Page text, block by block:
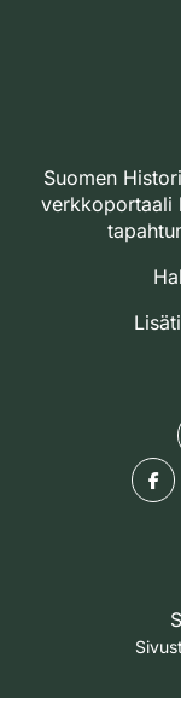
Suomen
verkkoportaali